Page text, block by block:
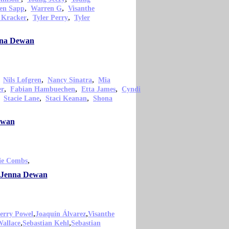
Sapp, Warren G, Visanthe
Kracker, Tyler Perry, Tyler
Dewan
Nils Lofgren, Nancy Sinatra, Mia
, Fabian Hambuechen, Etta James, Cyndi
Stacie Lane, Staci Keanan, Shona
Combs,
Dewan
Powel,Joaquín Álvarez,Visanthe
,Sebastian Kehl,Sebastian